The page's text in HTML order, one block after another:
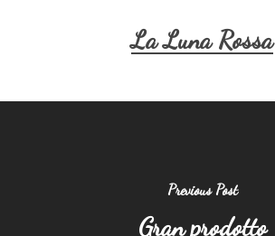
La Luna Rossa
Previous Post
Gran prodotto